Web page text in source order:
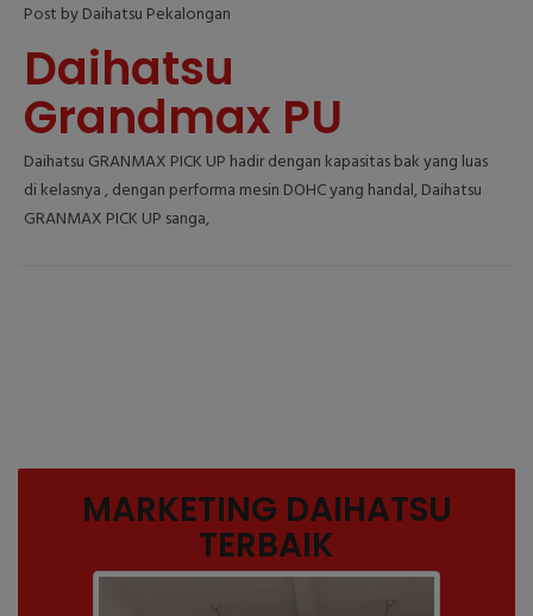
Post by Daihatsu Pekalongan
Daihatsu
Grandmax PU
Daihatsu GRANMAX PICK UP hadir dengan kapasitas bak yang luas
di kelasnya , dengan performa mesin DOHC yang handal, Daihatsu
GRANMAX PICK UP sanga,
MARKETING DAIHATSU
TERBAIK